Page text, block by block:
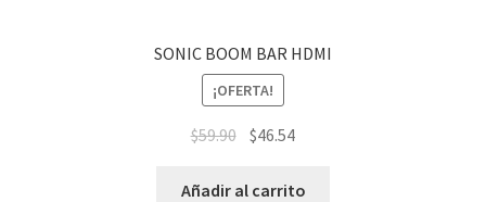
SONIC BOOM BAR HDMI
¡OFERTA!
$59.90 $46.54
Añadir al carrito